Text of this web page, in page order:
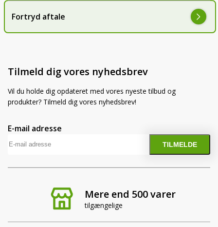
Mere end 500 varer
tilgængelige
Fortryd aftale
Tilmeld dig vores nyhedsbrev
Vil du holde dig opdateret med vores nyeste tilbud og
produkter? Tilmeld dig vores nyhedsbrev!
E-mail adresse